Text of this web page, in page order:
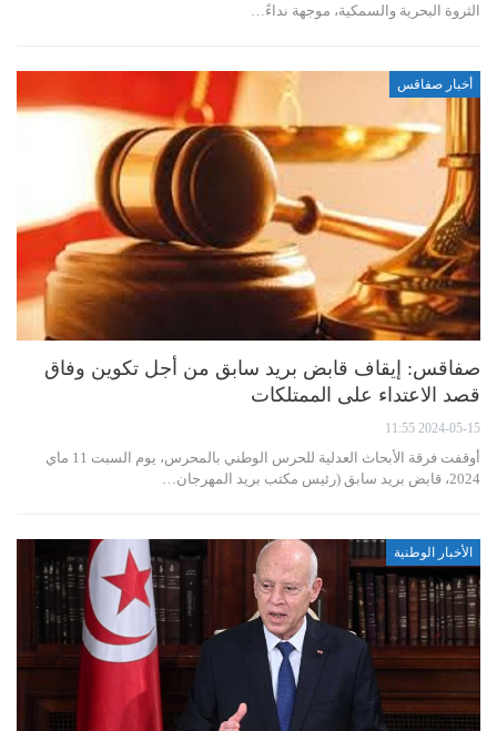
الثروة البحرية والسمكية، موجهة نداءً…
أخبار صفاقس
صفاقس: إيقاف قابض بريد سابق من أجل تكوين وفاق
قصد الاعتداء على الممتلكات
2024-05-15 11:55
أوقفت فرقة الأبحاث العدلية للحرس الوطني بالمحرس، يوم السبت 11 ماي
2024، قابض بريد سابق (رئيس مكتب بريد المهرجان…
الأخبار الوطنية